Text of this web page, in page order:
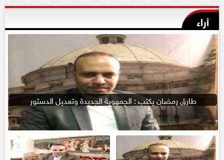
أراء
طارق رمضان يكتب : الجمهوية الجديدة وتعديل الدستور